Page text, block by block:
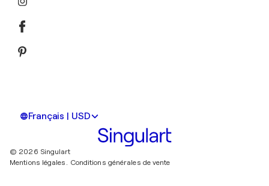
Français | USD
© 2026 Singulart
Mentions légales.
Conditions générales de vente